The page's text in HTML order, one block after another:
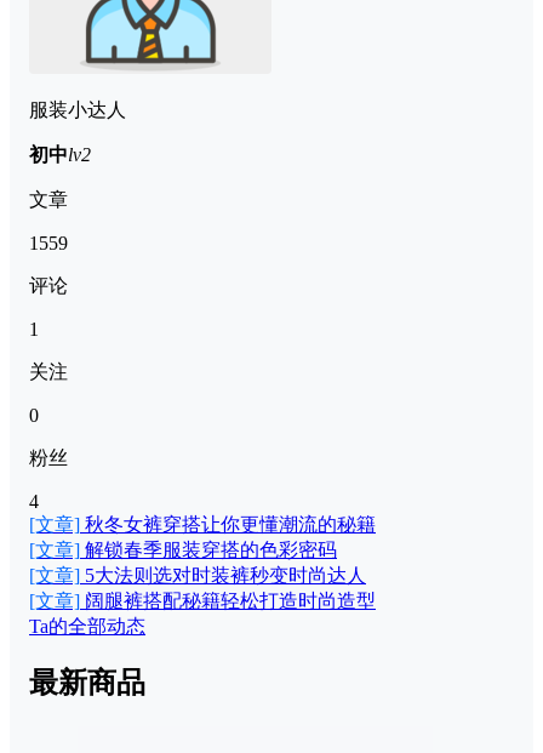
服装小达人
初中lv2
文章
1559
评论
1
关注
0
粉丝
4
[文章] 秋冬女裤穿搭让你更懂潮流的秘籍
[文章] 解锁春季服装穿搭的色彩密码
[文章] 5大法则选对时装裤秒变时尚达人
[文章] 阔腿裤搭配秘籍轻松打造时尚造型
Ta的全部动态
最新商品